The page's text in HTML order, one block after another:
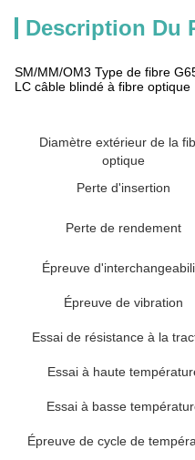
Description Du
SM/MM/OM3 Type de fibre
LC câble blindé à fibre optique
Diamètre extérieur de la
optique
Perte d'insertion
Perte de rendement
Épreuve
Épreuve de vibration
Essai de résistance à la
Essai à haute
Essai à basse
Épreuve de cycle de